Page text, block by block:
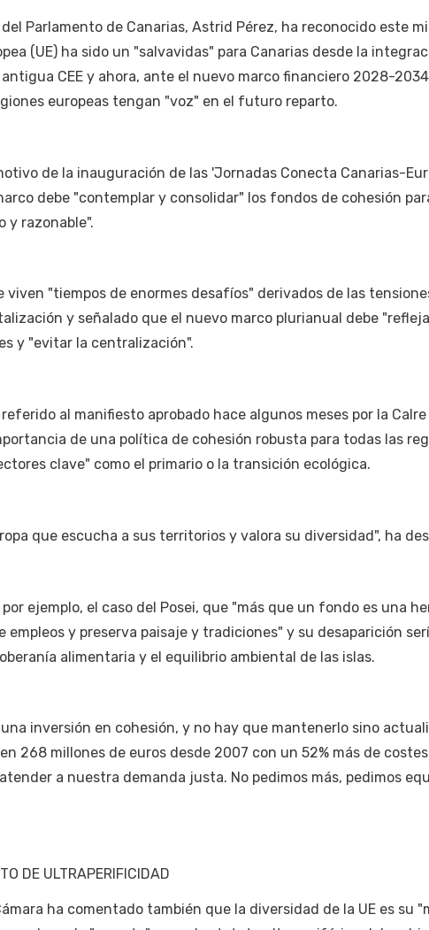
Parlamento de Canarias, Astrid Pérez, ha reconocido este
(UE) ha sido un "salvavidas" para Canarias desde la
antigua CEE y ahora, ante el nuevo marco financiero 2028-
europeas tengan "voz" en el futuro reparto.
de la inauguración de las 'Jornadas Conecta Canarias-
debe "contemplar y consolidar" los fondos de cohesión
y razonable".
viven "tiempos de enormes desafíos" derivados de las
y señalado que el nuevo marco plurianual debe
y "evitar la centralización".
al manifiesto aprobado hace algunos meses por la
de una política de cohesión robusta para todas las
clave" como el primario o la transición ecológica.
que escucha a sus territorios y valora su diversidad", ha
ejemplo, el caso del Posei, que "más que un fondo es una
empleos y preserva paisaje y tradiciones" y su desaparición
alimentaria y el equilibrio ambiental de las islas.
inversión en cohesión, y no hay que mantenerlo sino
268 millones de euros desde 2007 con un 52% más de
a nuestra demanda justa. No pedimos más, pedimos
DE ULTRAPERIFICIDAD
ha comentado también que la diversidad de la UE es su